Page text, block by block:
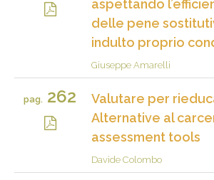
aspettando
delle pene
indulto proprio
Giuseppe Amarelli
pag. 262
Valutare per
Alternative al
assessment tools
Davide Colombo